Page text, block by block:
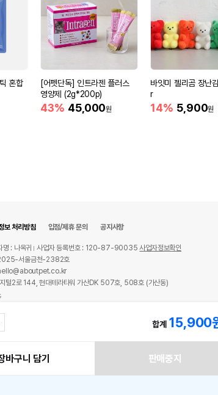
혼합
[어펫단독] 인트라젠 플러스
영양제 (2g*200p)
43% 45,000원
바잇미 젤리곰 장난
r
14% 5,900원
합계 15,900
바구니 담기 판매중지
보 처리방침 입점/제휴 문의 공지사항
명 : 나옥귀 사업자 등록번호 : 120-87-90035사업자정보확인
2025-서울금천-2382호
hello@aboutpet.co.kr
지털2로 144, 현대테라타워 가산DK 507호, 508호 (가산동)